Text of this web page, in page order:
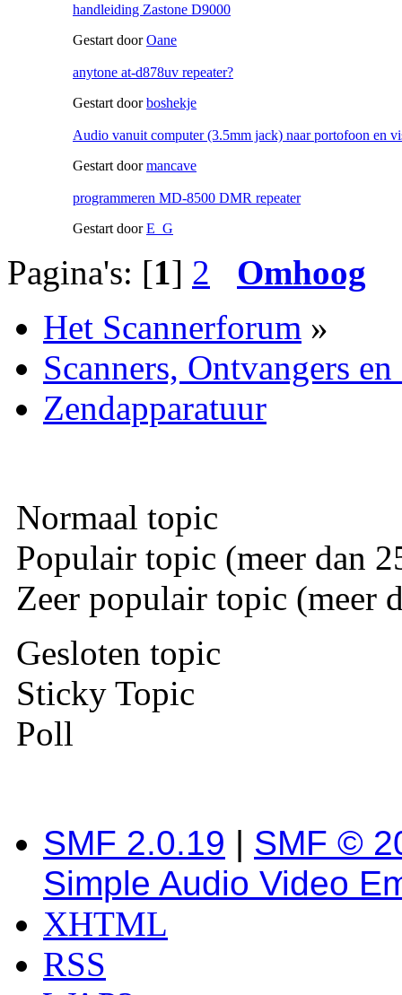
handleiding Zastone D9000
Gestart doorOane
anytone at-d878uv repeater?
Gestart doorboshekje
Audio vanuit computer (3.5mm jack) naar portofoon en
Gestart doormancave
programmeren MD-8500 DMR repeater
Gestart doorE_G
Pagina's: [1] 2
Omhoog
Het Scannerforum »
Scanners, Ontvangers
Zendapparatuur
Normaal topic
Populair topic (meer dan
Zeer populair topic (meer
Gesloten topic
Sticky Topic
Poll
SMF 2.0.19 | SMF ©
Simple Audio Video
XHTML
RSS